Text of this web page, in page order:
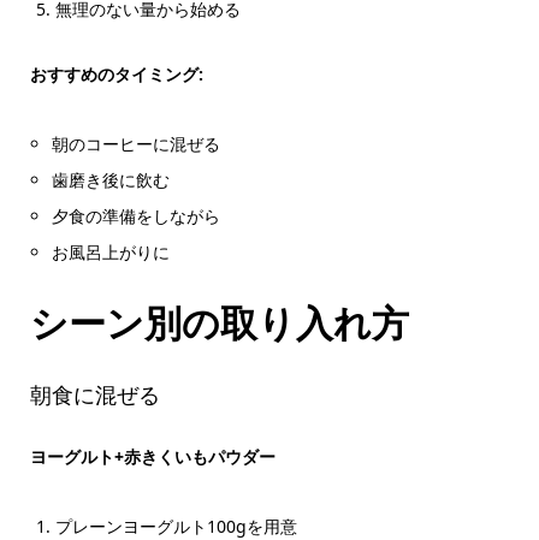
無理のない量から始める
おすすめのタイミング:
朝のコーヒーに混ぜる
歯磨き後に飲む
夕食の準備をしながら
お風呂上がりに
シーン別の取り入れ方
朝食に混ぜる
ヨーグルト+赤きくいもパウダー
プレーンヨーグルト100gを用意